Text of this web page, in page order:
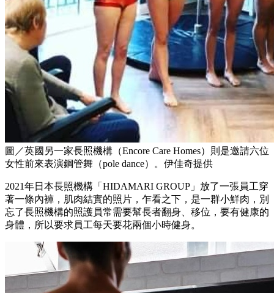
圖／英國另一家長照機構（Encore Care Homes）則是邀請六位
女性前來表演鋼管舞（pole dance）。伊佳奇提供
2021年日本長照機構「HIDAMARI GROUP」放了一張員工穿
著一條內褲，肌肉結實的照片，乍看之下，是一群小鮮肉，別
忘了長照機構的照護員常需要幫長者翻身、移位，要有健康的
身體，所以要求員工每天要花兩個小時健身。